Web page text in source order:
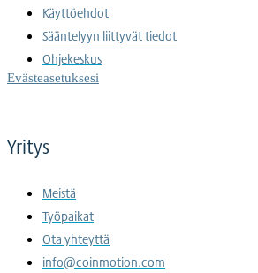
Käyttöehdot
Sääntelyyn liittyvät tiedot
Ohjekeskus
Evästeasetuksesi
Yritys
Meistä
Työpaikat
Ota yhteyttä
info@coinmotion.com